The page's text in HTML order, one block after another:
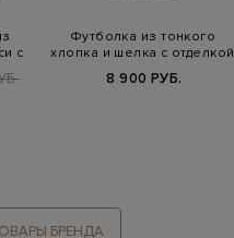
с
Футболка из тонкого
хлопка и шелка с отделкой
8 900 РУБ.
БРЕНДА